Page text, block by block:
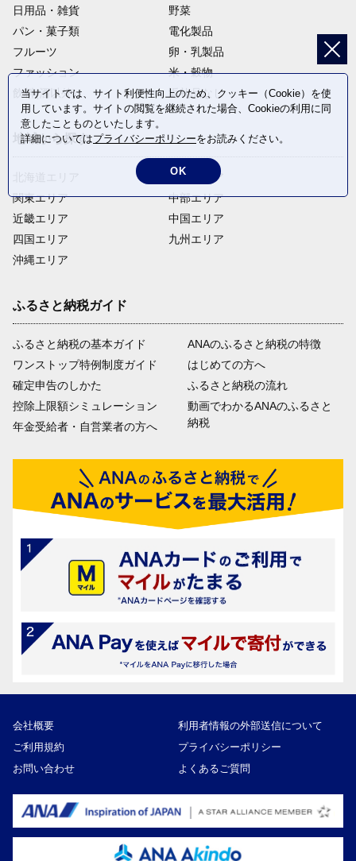
日用品・雑貨
野菜
パン・菓子類
電化製品
フルーツ
卵・乳製品
ファッション
米・穀物
飲料(酒以外)
返礼品なし
地域から探す
関東エリア
近畿エリア
四国エリア
沖縄エリア
東北エリア
中部エリア
中国エリア
九州エリア
ふるさと納税ガイド
ふるさと納税の基本ガイド
ワンストップ特例制度ガイド
確定申告のしかた
控除上限額シミュレーション
年金受給者・自営業者の方へ
ANAのふるさと納税の特徴
はじめての方へ
ふるさと納税の流れ
動画でわかるANAのふるさと
納税
会社概要
利用者情報の外部送信について
ご利用規約
プライバシーポリシー
お問い合わせ
よくあるご質問
当サイトでは、サイト利便性向上のため、クッキー（Cookie）を使
用しています。サイトの閲覧を継続された場合、Cookieの利用に同
意したことものといたします。
詳細についてはプライバシーポリシーをお読みください。
OK